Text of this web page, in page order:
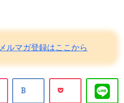
ルマガ登録はここから